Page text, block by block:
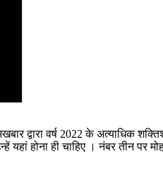
द्वारा वर्ष 2022 के अत्याधिक
यहां होना ही चाहिए । नंबर तीन पर